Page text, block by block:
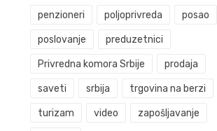
penzioneri poljoprivreda posao
poslovanje preduzetnici
Privredna komora Srbije prodaja
saveti srbija trgovina na berzi
turizam video zapošljavanje